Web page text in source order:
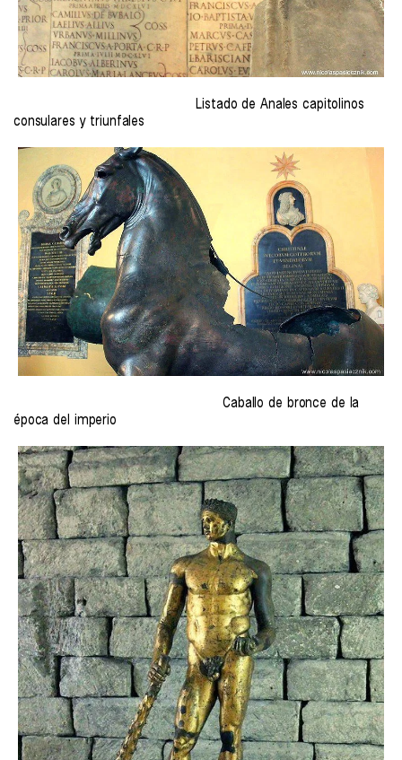
Listado de Anales capitolinos
consulares y triunfales
Caballo de bronce de la
época del imperio